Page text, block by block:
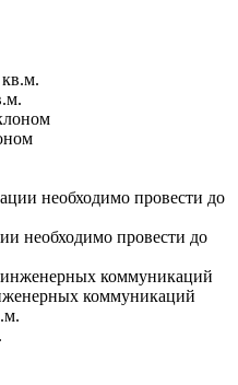
необходимо провести до
коммуникаций